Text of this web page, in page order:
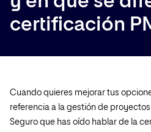
certificación
Cuando quieres mejorar tus
referencia a la gestión de
Seguro que has oído hablar de la